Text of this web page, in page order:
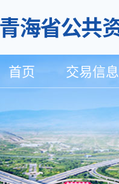
首页 交易信息